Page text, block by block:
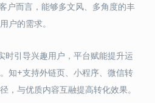
户而言，能够多文风、多角度的丰
户的需求。
时引导兴趣用户，平台赋能提升运
知+支持外链页、小程序、微信转
，与优质内容互融提高转化效果。